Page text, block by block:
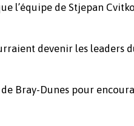
l’équipe de Stjepan
devenir les leaders
de Bray-Dunes pour